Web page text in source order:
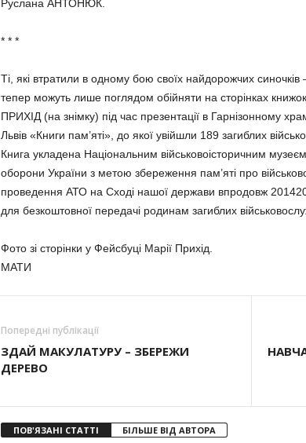
Руслана АНТОНЮК.
* * *
Ті, які втратили в одному бою своїх найдорожчих
тепер можуть лише поглядом обійняти на сторінках
ПРИХІД (на знімку) під час презентації в Гарнізонному
Львів «Книги пам’яті», до якої увійшли 189 загиблих
Книга укладена Національним військовоісторичним музеєм
оборони України з метою збереження пам’яті про
проведення АТО на Сході нашої держави впродовж
для безкоштовної передачі родинам загиблих
Фото зі сторінки у Фейсбуці Марії Прихід.
МАТИ
Попередні публікації
ЗДАЙ МАКУЛАТУРУ – ЗБЕРЕЖИ
ДЕРЕВО
ПОВ'ЯЗАНІ СТАТТІ БІЛЬШЕ ВІД АВТОРА